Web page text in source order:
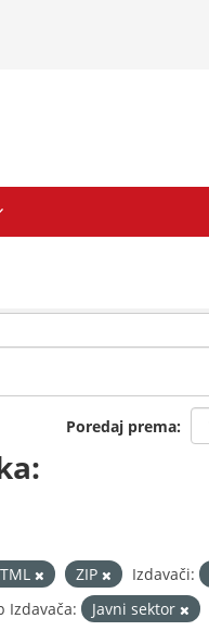
Poredaj prema
ZIP Izdavači:
Izdavača: Javni sektor